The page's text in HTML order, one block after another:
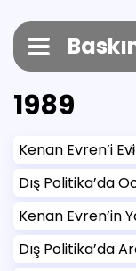
1989
Kenan Evren’i
Dış Politika’da
Kenan Evren’in
Dış Politika’da